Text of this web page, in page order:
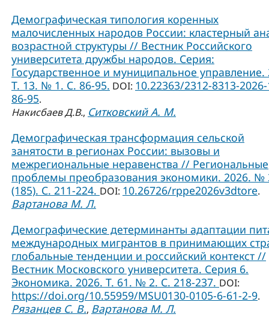
Демографическая типология коренных
малочисленных народов России: кластерный
возрастной структуры // Вестник Российского
университета дружбы народов. Серия:
Государственное и муниципальное управление.
Т. 13. № 1. C. 86-95. DOI: 10.22363/2312-8313-
86-95.
Накисбаев Д.В., Ситковский А. М.
Демографическая трансформация сельской
занятости в регионах России: вызовы и
межрегиональные неравенства // Региональные
проблемы преобразования экономики. 2026. №
(185). С. 211-224. DOI: 10.26726/rppe2026v3dtore.
Вартанова М. Л.
Демографические детерминанты адаптации
международных мигрантов в принимающих
глобальные тенденции и российский контекст //
Вестник Московского университета. Серия 6.
Экономика. 2026. Т. 61. № 2. С. 218-237. DOI:
https://doi.org/10.55959/MSU0130-0105-6-61-2-9.
Рязанцев С. В., Вартанова М. Л.